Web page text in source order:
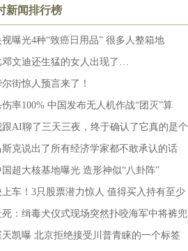
新闻排行榜
视曝光4种“致癌日用品” 很多人整箱地
邓文迪还生猛的女人出现了…
尔街惊人预言来了！
伤率100% 中国发布无人机作战“团灭”算
跟AI聊了三天三夜，终于确认了它真的是个
斯克说出了所有经济学家都不敢承认的话
国超大核基地曝光 造形神似“八卦阵”
上车！3只股票潜力惊人 值得买入持有至少
死：缉毒犬仪式现场突然扑咬海军中将裤兜
天凯曝 北京拒绝接受川普青睐的一个标签